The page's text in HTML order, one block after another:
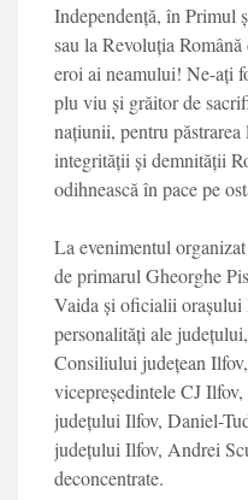
Independență, în Primul
sau la Revoluția
eroi ai neamului! Ne-ați
plu viu și grăitor de
națiunii, pentru
integrității și demnității
odihnească în pace pe
La evenimentul
de primarul Gheorghe
Vaida și oficialii orașului
personalități ale
Consiliului județean
vicepreședintele CJ
județului Ilfov, Daniel-
județului Ilfov, Andrei
deconcentrate.